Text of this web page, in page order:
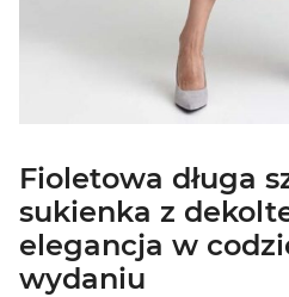
Fioletowa długa
sukienka z
elegancja w
wydaniu